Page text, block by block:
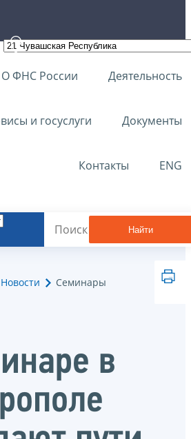
О ФНС России Деятельность
и госуслуги Документы
Контакты ENG
Найти
Новости Семинары
в